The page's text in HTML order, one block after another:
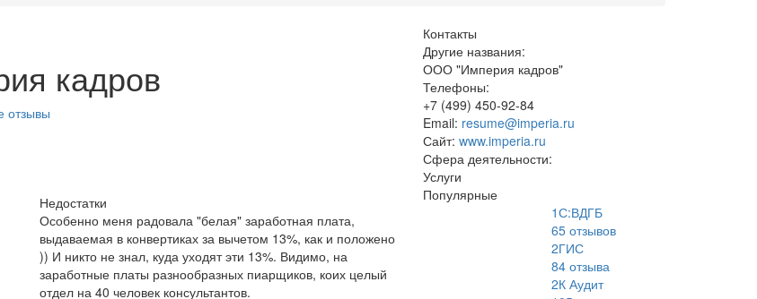
кадров
отзывы
Недостатки
Особенно меня радовала "белая" заработная плата,
выдаваемая в конвертиках за вычетом 13%, как и положено
)) И никто не знал, куда уходят эти 13%. Видимо, на
заработные платы разнообразных пиарщиков, коих целый
отдел на 40 человек консультантов.
Контакты
Другие названия:
ООО "Империя кадров"
Телефоны:
+7 (499) 450-92-84
Email: resume@imperia.ru
Сайт: www.imperia.ru
Сфера деятельности:
Услуги
Популярные
1С:ВДГБ
65отзывов
2ГИС
84отзыва
2К Аудит